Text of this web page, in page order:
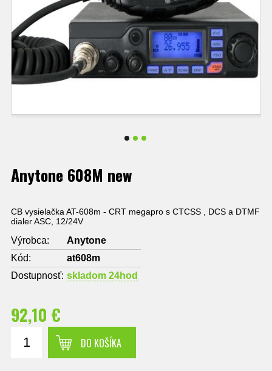
Anytone 608M new
CB vysielačka AT-608m - CRT megapro s CTCSS , DCS a DTMF
dialer ASC, 12/24V
Výrobca:
Anytone
Kód:
at608m
Dostupnosť: skladom 24hod
92,10 €
DO KOŠÍKA